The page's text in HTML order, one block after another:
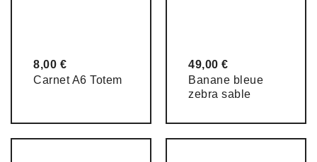
8,00 €
Carnet A6 Totem
49,00 €
Banane bleue
zebra sable